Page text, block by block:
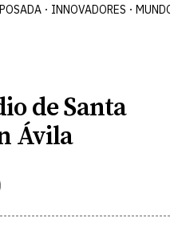
INNOVADORES MUNDO
de Santa
Ávila